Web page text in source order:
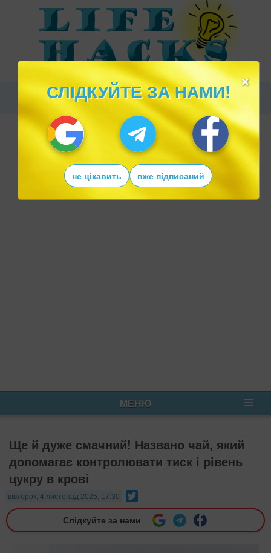
МЕНЮ
Ще й дуже смачний! Названо чай, який
допомагає контролювати тиск і рівень
цукру в крові
вівторок, 4 листопад 2025, 17:30
Слідкуйте за нами
×
СЛІДКУЙТЕ ЗА НАМИ!
не цікавить вже підписаний